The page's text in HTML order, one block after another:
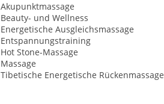
Akupunktmassage
Beauty- und Wellness
Energetische Ausgleichsmassage
Entspannungstraining
Hot Stone-Massage
Massage
Tibetische Energetische Rückenmassage